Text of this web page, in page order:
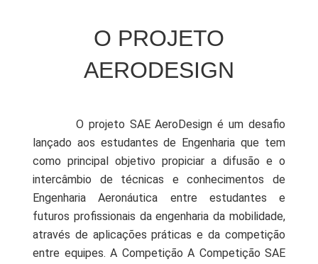
O PROJETO
AERODESIGN
O projeto SAE AeroDesign é um desafio
lançado aos estudantes de Engenharia que tem
como principal objetivo propiciar a difusão e o
intercâmbio de técnicas e conhecimentos de
Engenharia Aeronáutica entre estudantes e
futuros profissionais da engenharia da mobilidade,
através de aplicações práticas e da competição
entre equipes. A Competição A Competição SAE